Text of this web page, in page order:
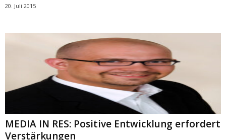
20. Juli 2015
MEDIA IN RES: Positive Entwicklung erfordert
Verstärkungen